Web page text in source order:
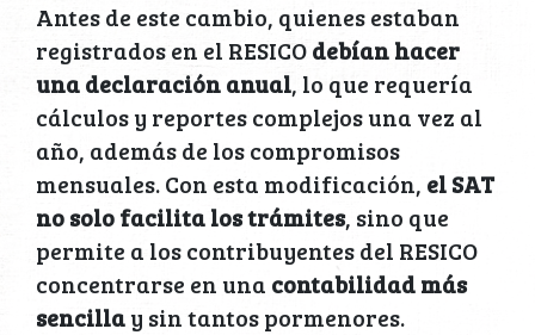
Antes de este cambio, quienes estaban
registrados en el RESICOdebían hacer
una declaración anual, lo que requería
cálculos y reportes complejos una vez al
año, además de los compromisos
mensuales. Con esta modificación, el SAT
no solo facilita los trámites, sino que
permite a los contribuyentes del RESICO
concentrarse en una contabilidad más
sencillay sin tantos pormenores.